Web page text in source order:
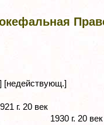
[недействующ.]
г. 20 век
1930 г. 20 век